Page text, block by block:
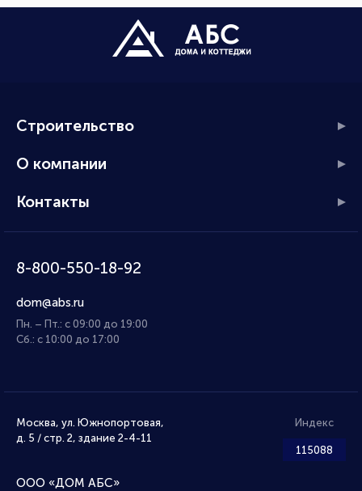
Строительство
О компании
Контакты
8-800-550-18-92
dom@abs.ru
Пн. – Пт.: с 09:00 до 19:00
Сб.: с 10:00 до 17:00
Москва, ул. Южнопортовая,
д. 5 / стр. 2, здание 2-4-11
Индекс
115088
ООО «ДОМ АБС»